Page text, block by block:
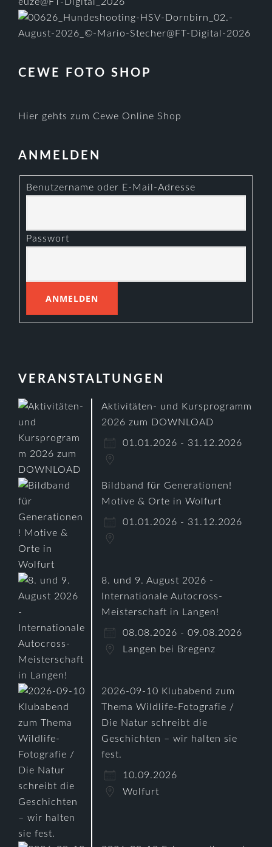
CEWE FOTO SHOP
Hier gehts zum Cewe Online Shop
ANMELDEN
Benutzername oder E-Mail-Adresse
Passwort
VERANSTALTUNGEN
Aktivitäten- und Kursprogramm
2026 zum DOWNLOAD
01.01.2026 - 31.12.2026
Bildband für Generationen!
Motive & Orte in Wolfurt
01.01.2026 - 31.12.2026
8. und 9. August 2026 -
Internationale Autocross-
Meisterschaft in Langen!
08.08.2026 - 09.08.2026
Langen bei Bregenz
2026-09-10 Klubabend zum
Thema Wildlife-Fotografie /
Die Natur schreibt die
Geschichten – wir halten sie
fest.
10.09.2026
Wolfurt